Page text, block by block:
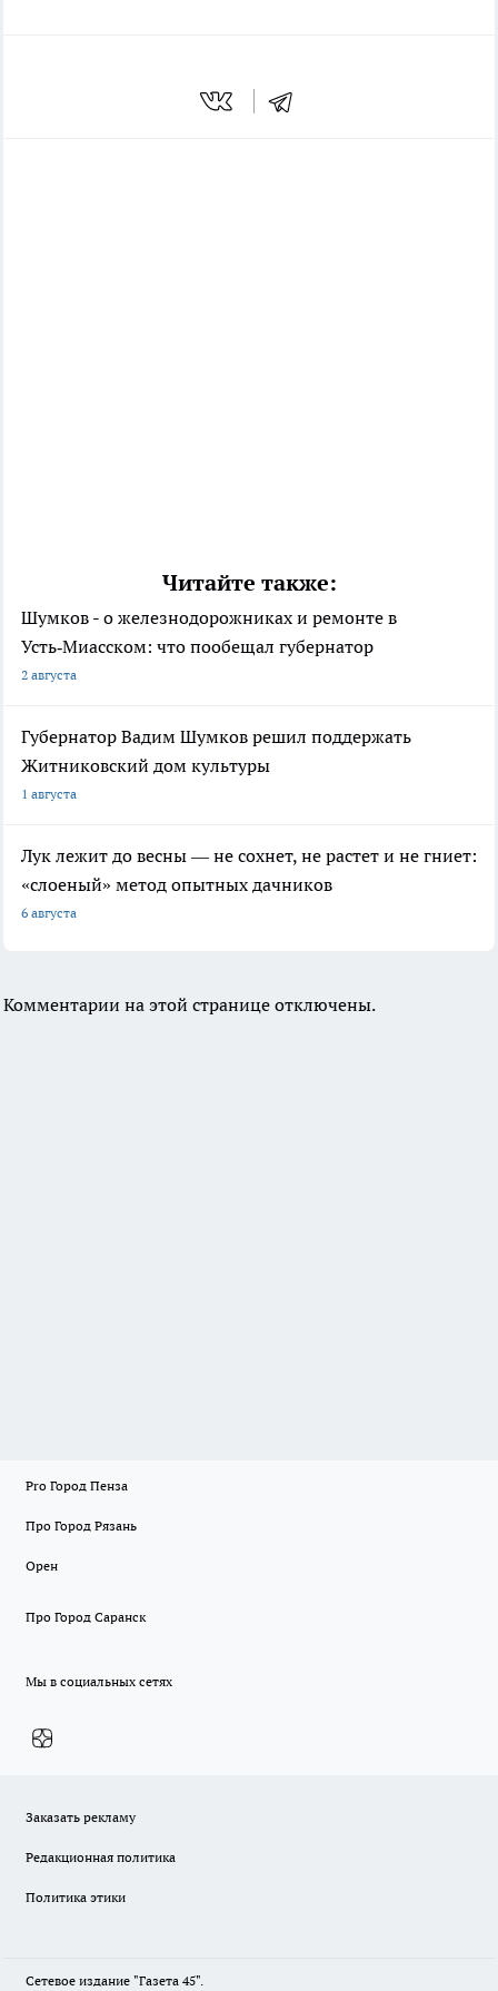
Читайте также:
Шумков - о железнодорожниках и ремонте в
Усть‑Миасском: что пообещал губернатор
2 августа
Губернатор Вадим Шумков решил поддержать
Житниковский дом культуры
1 августа
Лук лежит до весны — не сохнет, не растет и не гниет:
«слоеный» метод опытных дачников
6 августа
Комментарии на этой странице отключены.
Pro Город Пенза
Про Город Рязань
Орен
Про Город Саранск
Мы в социальных сетях
Заказать рекламу
Редакционная политика
Политика этики
Сетевое издание "Газета 45".